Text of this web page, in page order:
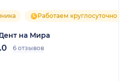
Работаем круглосуточно
на Мира
6 отзывов